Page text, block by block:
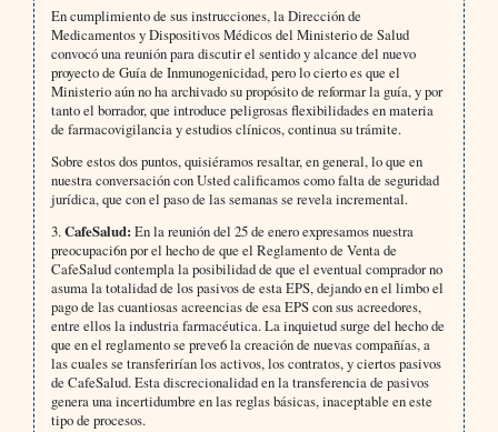
En cumplimiento de sus instrucciones, la Dirección de
Medicamentos y Dispositivos Médicos del Ministerio de Salud
convocó una reunión para discutir el sentido y alcance del nuevo
proyecto de Guía de Inmunogenicidad, pero lo cierto es que el
Ministerio aún no ha archivado su propósito de reformar la guía, y por
tanto el borrador, que introduce peligrosas flexibilidades en materia
de farmacovigilancia y estudios clínicos, continua su trámite.
Sobre estos dos puntos, quisiéramos resaltar, en general, lo que en
nuestra conversación con Usted calificamos como falta de seguridad
jurídica, que con el paso de las semanas se revela incremental.
3.CafeSalud: En la reunión del 25 de enero expresamos nuestra
preocupaci6n por el hecho de que el Reglamento de Venta de
CafeSalud contempla la posibilidad de que el eventual comprador no
asuma la totalidad de los pasivos de esta EPS, dejando en el limbo el
pago de las cuantiosas acreencias de esa EPS con sus acreedores,
entre ellos la industria farmacéutica. La inquietud surge del hecho de
que en el reglamento se preve6 la creación de nuevas compañías, a
las cuales se transferirían los activos, los contratos, y ciertos pasivos
de CafeSalud. Esta discrecionalidad en la transferencia de pasivos
genera una incertidumbre en las reglas básicas, inaceptable en este
tipo de procesos.